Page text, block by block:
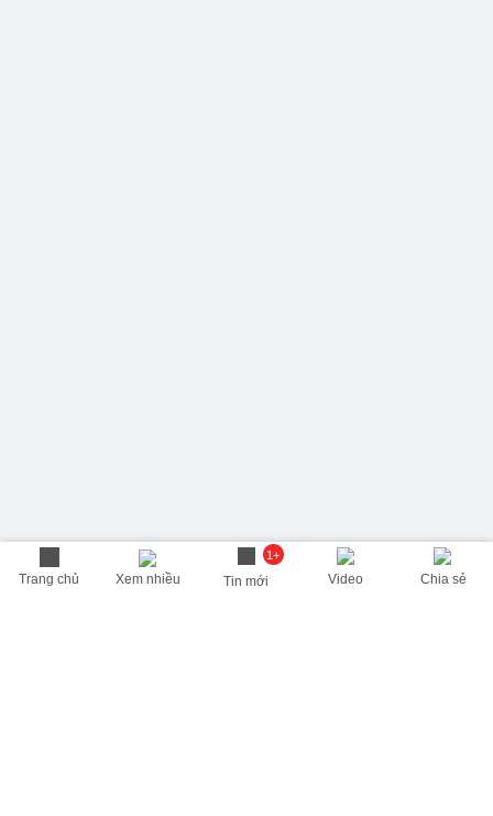
Trang chủ Xem nhiều
1+
Tin mới Video Chia sẻ